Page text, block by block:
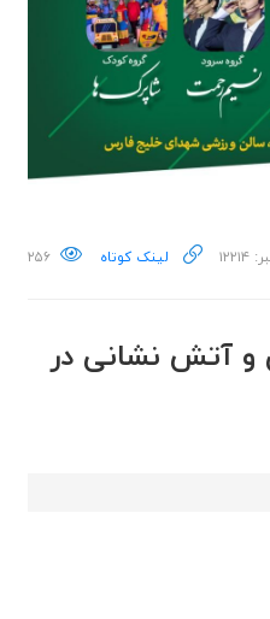
لینک کوتاه ۲۵۶
و آتش نشانی در